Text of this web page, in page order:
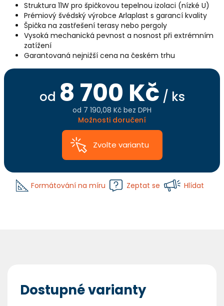
Struktura 11W pro špičkovou tepelnou izolaci (nízké U)
Prémiový švédský výrobce Arlaplast s garancí kvality
Špička na zastřešení terasy nebo pergoly
Vysoká mechanická pevnost a nosnost při extrémním
zatížení
Garantovaná nejnižší cena na českém trhu
Zvolte variantu
od 8 700 Kč / ks
od 7 190,08 Kč bez DPH
Měrná
cena:
Možnosti doručení
Formátování na míru Zeptat se Hlídat
Dostupné varianty